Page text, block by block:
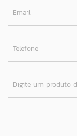
Email
Telefone
Digite um produto